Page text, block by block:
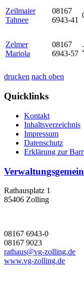
Zeilmaier
Tahnee
08167
6943-41
Zelmer
Mariola
08167
6943-57
drucken nach oben
Quicklinks
Kontakt
Inhaltsverzeichnis
Impressum
Datenschutz
Erklärung zur
Rathausplatz 1
85406 Zolling
08167 6943-0
08167 9023
rathaus@vg-zolling.de
www.vg-zolling.de